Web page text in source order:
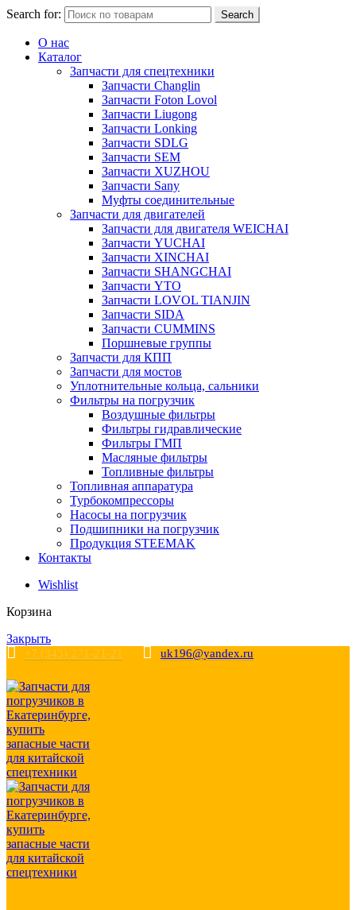
Search for: Search
О нас
Каталог
Запчасти для спецтехники
Запчасти Changlin
Запчасти Foton Lovol
Запчасти Liugong
Запчасти Lonking
Запчасти SDLG
Запчасти SEM
Запчасти XUZHOU
Запчасти Sany
Муфты соединительные
Запчасти для двигателей
Запчасти для двигателя WEICHAI
Запчасти YUCHAI
Запчасти XINCHAI
Запчасти SHANGCHAI
Запчасти YTO
Запчасти LOVOL TIANJIN
Запчасти SIDA
Запчасти CUMMINS
Поршневые группы
Запчасти для КПП
Запчасти для мостов
Уплотнительные кольца, сальники
Фильтры на погрузчик
Воздушные фильтры
Фильтры гидравлические
Фильтры ГМП
Масляные фильтры
Топливные фильтры
Топливная аппаратура
Турбокомпрессоры
Насосы на погрузчик
Подшипники на погрузчик
Продукция STEEMAK
Контакты
Wishlist
Корзина
Закрыть
+7 (343) 271-21-21 uk196@yandex.ru